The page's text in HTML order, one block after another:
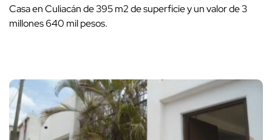
Casa en Culiacán de 395 m2 de superficie y un valor de 3
millones 640 mil pesos.